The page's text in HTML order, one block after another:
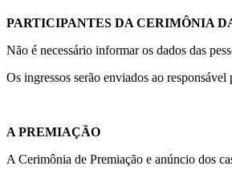
PARTICIPANTES DA CERIMÔNIA
Não é necessário informar os dados das
Os ingressos serão enviados ao
A PREMIAÇÃO
A Cerimônia de Premiação e anúncio dos